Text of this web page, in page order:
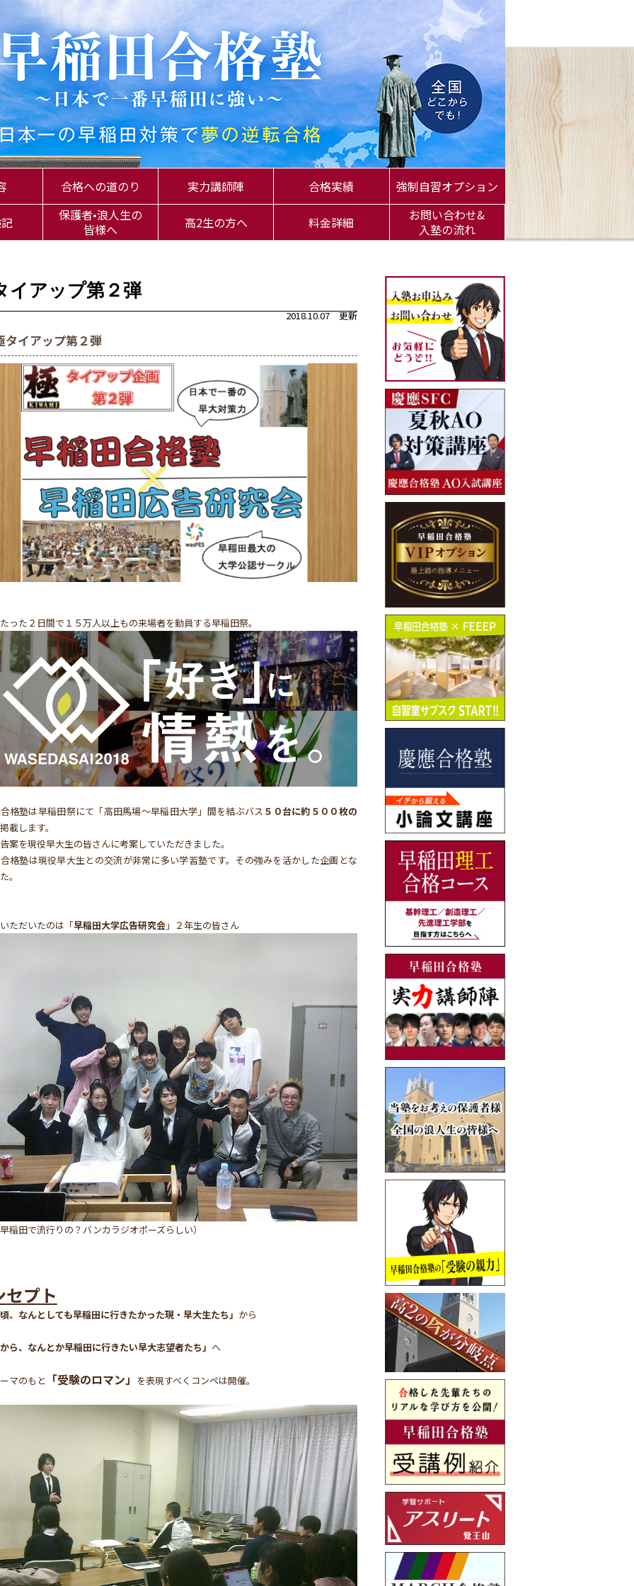
合格への道のり 実力講師陣 合格実績 強制自習オプション
保護者•浪人生の
皆様へ
高2生の方へ 料金詳細
お問い合わせ&
入塾の流れ
イアップ第２弾
2018.10.07 更新
タイアップ第２弾
った２日間で１５万人以上もの来場者を動員する早稲田祭。
格塾は早稲田祭にて「高田馬場～早稲田大学」間を結ぶバス ５０台に約５００枚の
載します。
案を現役早大生の皆さんに考案していただきました。
格塾は現役早大生との交流が非常に多い学習塾です。その強みを活かした企画とな
。
ただいたのは「早稲田大学広告研究会」２年生の皆さん
稲田で流行りの？バンカラジオポーズらしい）
セプト
、なんとしても早稲田に行きたかった現・早大生たち」 から
ら、なんとか早稲田に行きたい早大志望者たち」 へ
マのもと 「受験のロマン」 を表現すべくコンペは開催。